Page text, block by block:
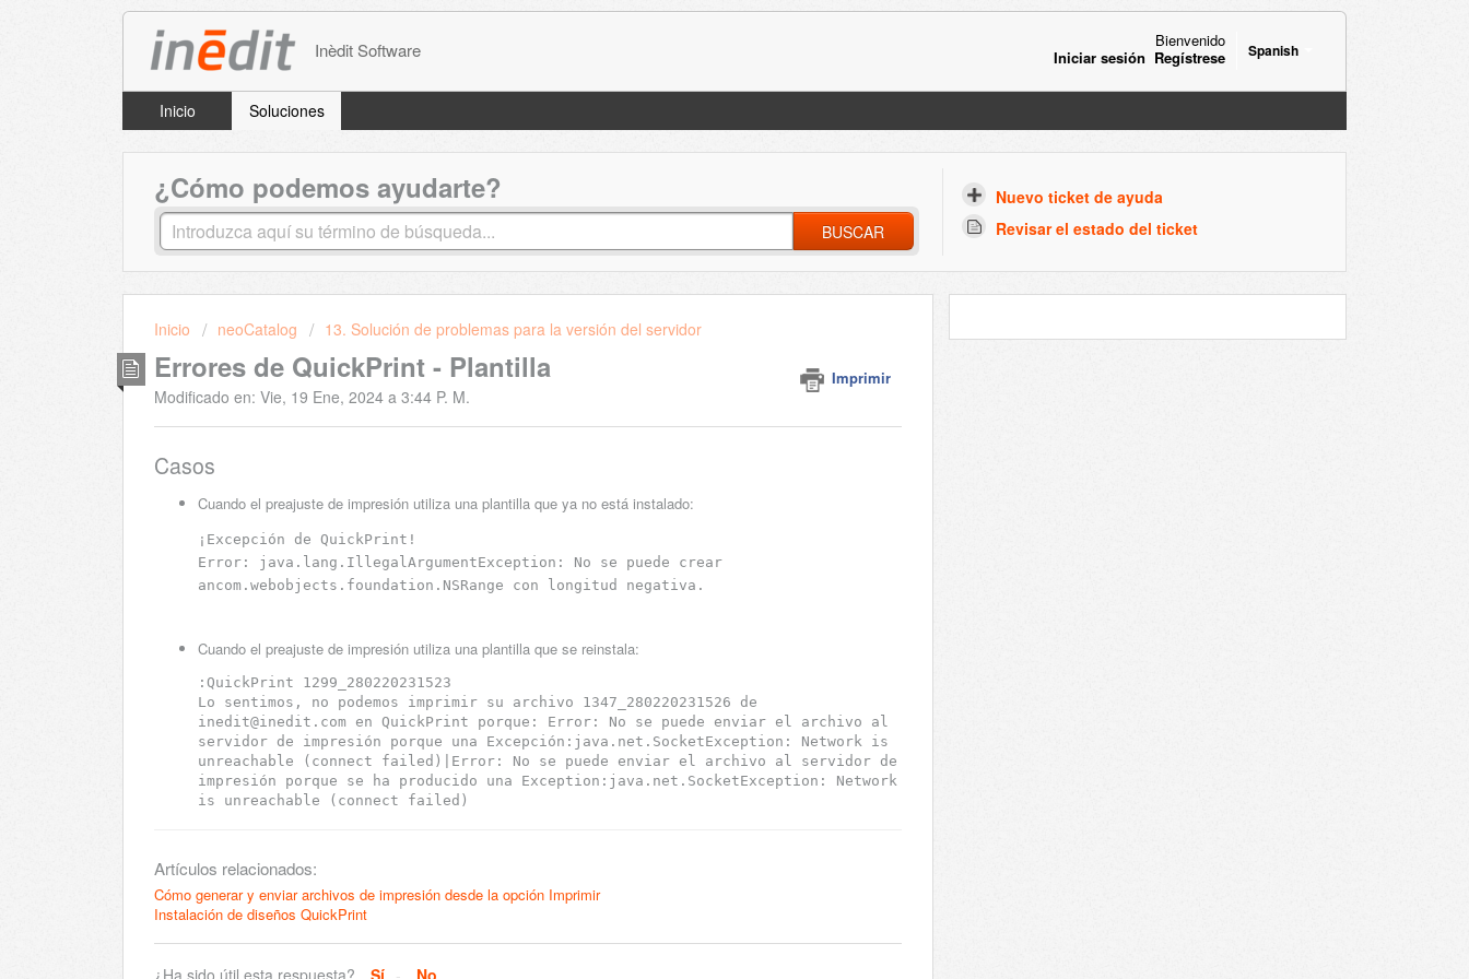
Inèdit Software Spanish
Bienvenido
Iniciar sesión Regístrese
Inicio Soluciones
¿Cómo podemos ayudarte?
BUSCAR
Nuevo ticket de ayuda
Revisar el estado del ticket
Inicio neoCatalog 13. Solución de problemas para la versión del servidor
Errores de QuickPrint - Plantilla Imprimir
Modificado en: Vie, 19 Ene, 2024 a 3:44 P. M.
Casos
Cuando el preajuste de impresión utiliza una plantilla que ya no está instalado:
¡Excepción de QuickPrint!
Error: java.lang.IllegalArgumentException: No se puede crear
ancom.webobjects.foundation.NSRange con longitud negativa.
Cuando el preajuste de impresión utiliza una plantilla que se reinstala:
:QuickPrint 1299_280220231523
Lo sentimos, no podemos imprimir su archivo 1347_280220231526 de
inedit@inedit.com en QuickPrint porque: Error: No se puede enviar el archivo al
servidor de impresión porque una Excepción:java.net.SocketException: Network is
unreachable (connect failed)|Error: No se puede enviar el archivo al servidor de
impresión porque se ha producido una Exception:java.net.SocketException: Network
is unreachable (connect failed)
Artículos relacionados:
Cómo generar y enviar archivos de impresión desde la opción Imprimir
Instalación de diseños QuickPrint
¿Ha sido útil esta respuesta? Sí No